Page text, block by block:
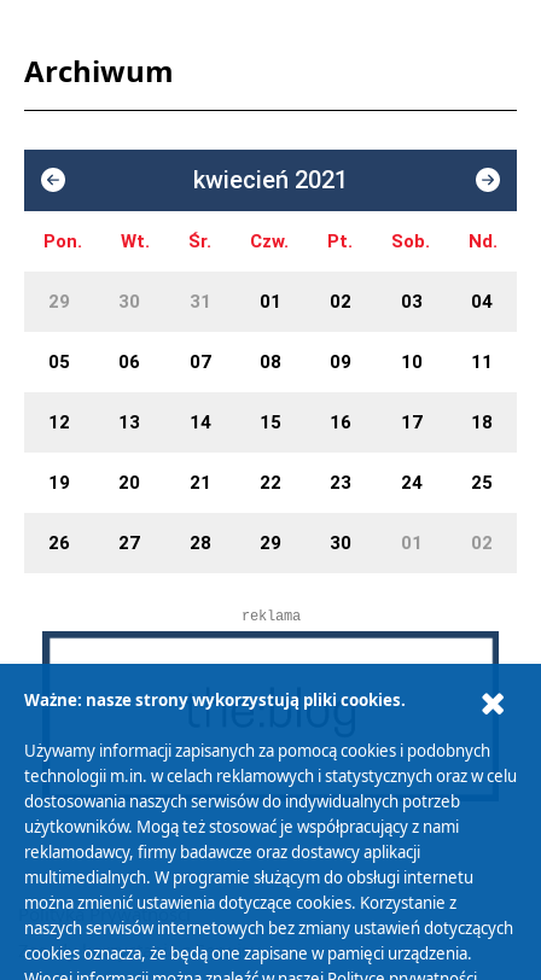
Archiwum
kwiecień 2021
Pon. Wt. Śr. Czw. Pt. Sob. Nd.
29 30 31 01 02 03 04
05 06 07 08 09 10 11
12 13 14 15 16 17 18
19 20 21 22 23 24 25
26 27 28 29 30 01 02
reklama
Polityka Prywatności
Zasady korzystania z Serwisu
Ważne: nasze strony wykorzystują pliki cookies.
Używamy informacji zapisanych za pomocą cookies i podobnych
technologii m.in. w celach reklamowych i statystycznych oraz w celu
dostosowania naszych serwisów do indywidualnych potrzeb
użytkowników. Mogą też stosować je współpracujący z nami
reklamodawcy, firmy badawcze oraz dostawcy aplikacji
multimedialnych. W programie służącym do obsługi internetu
można zmienić ustawienia dotyczące cookies. Korzystanie z
naszych serwisów internetowych bez zmiany ustawień dotyczących
cookies oznacza, że będą one zapisane w pamięci urządzenia.